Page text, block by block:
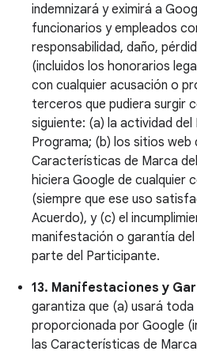
indemnizará y eximirá a
funcionarios y empleados
responsabilidad, daño,
(incluidos los honorarios
con cualquier acusación o
terceros que pudiera surgir
siguiente: (a) la actividad
Programa; (b) los sitios web
Características de Marca
hiciera Google de cualquier
(siempre que ese uso
Acuerdo), y (c) el
manifestación o garantía
parte del Participante.
13. Manifestaciones y
garantiza que (a) usará
proporcionada por Google
las Características de